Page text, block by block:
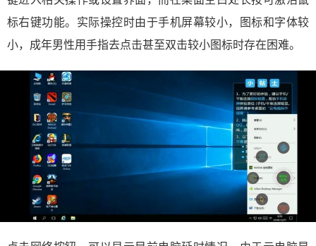
标右键功能。实际操控时由于手机屏幕较小，图标和字体较
小，成年男性用手指去点击甚至双击较小图标时存在困难。